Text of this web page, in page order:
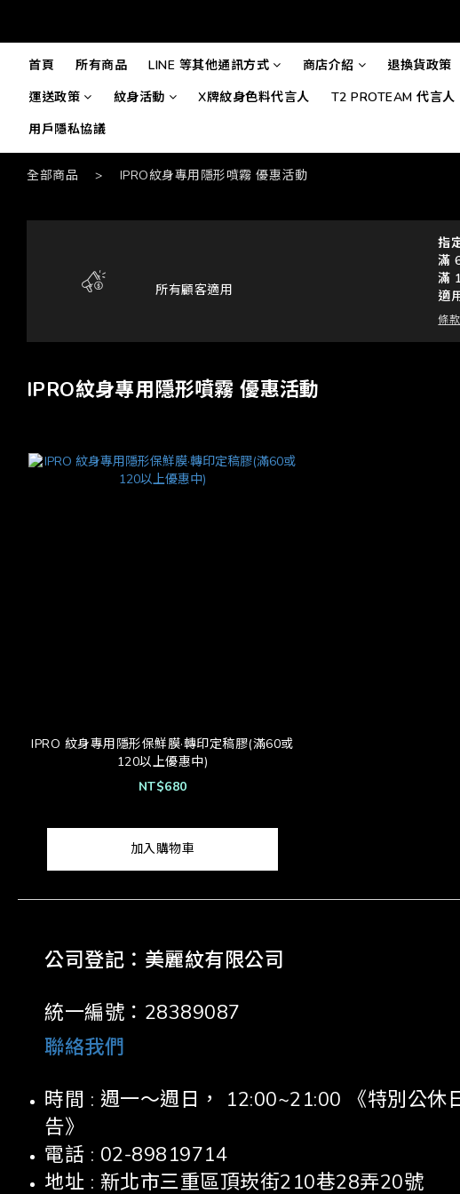
首頁 所有商品 LINE 等其他通訊方式 商店介紹
退換貨政策
運送政策
紋身活動 X牌紋身色料代言人
T2 PROTEAM 代言人
用戶隱私協議
全部商品 > IPRO紋身專用隱形噴霧 優惠活動
所有顧客適用
指
滿
滿
適
條
IPRO紋身專用隱形噴霧 優惠活動
IPRO 紋身專用隱形保鮮膜·轉印定稿膠(滿60或
120以上優惠中)
NT$680
加入購物車
公司登記：美麗紋有限公司
統一編號：28389087
聯絡我們
時間 : 週一～週日， 12:00~21:00 《特別公休
告》
電話 : 02-89819714
地址 : 新北市三重區頂崁街210巷28弄20號